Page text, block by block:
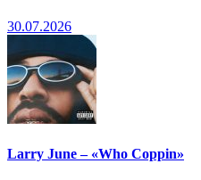
30.07.2026
Larry June – «Who Coppin»